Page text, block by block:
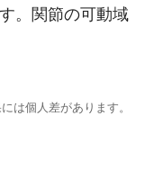
。関節の可動域
は個人差があります。